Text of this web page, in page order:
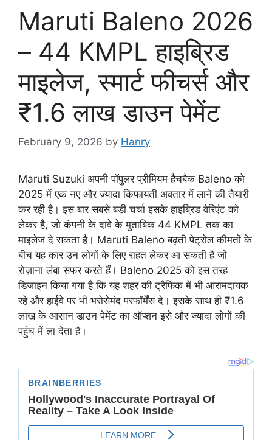
Maruti Baleno 2026
– 44 KMPL हाइब्रिड
माइलेज, स्मार्ट फीचर्स और
₹1.6 लाख डाउन पेमेंट
February 9, 2026 by Hanry
Maruti Suzuki अपनी पॉपुलर प्रीमियम हैचबैक Baleno को
2025 में एक नए और ज्यादा किफायती अवतार में लाने की तैयारी
कर रही है। इस बार सबसे बड़ी चर्चा इसके हाइब्रिड वेरिएंट को
लेकर है, जो कंपनी के दावे के मुताबिक 44 KMPL तक का
माइलेज दे सकता है। Maruti Baleno बढ़ती पेट्रोल कीमतों के
बीच यह कार उन लोगों के लिए राहत लेकर आ सकती है जो
रोज़ाना लंबा सफर करते हैं। Baleno 2025 को इस तरह
डिजाइन किया गया है कि यह शहर की ट्रैफिक में भी आरामदायक
रहे और हाईवे पर भी भरोसेमंद परफॉर्मेंस दे। इसके साथ ही ₹1.6
लाख के आसान डाउन पेमेंट का ऑप्शन इसे और ज्यादा लोगों की
पहुंच में ला देता है।